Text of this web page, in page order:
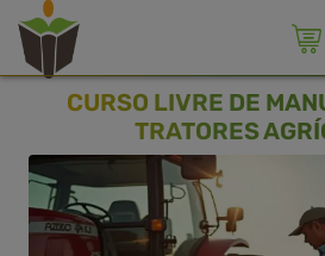
CURSO LIVRE DE
TRATORES